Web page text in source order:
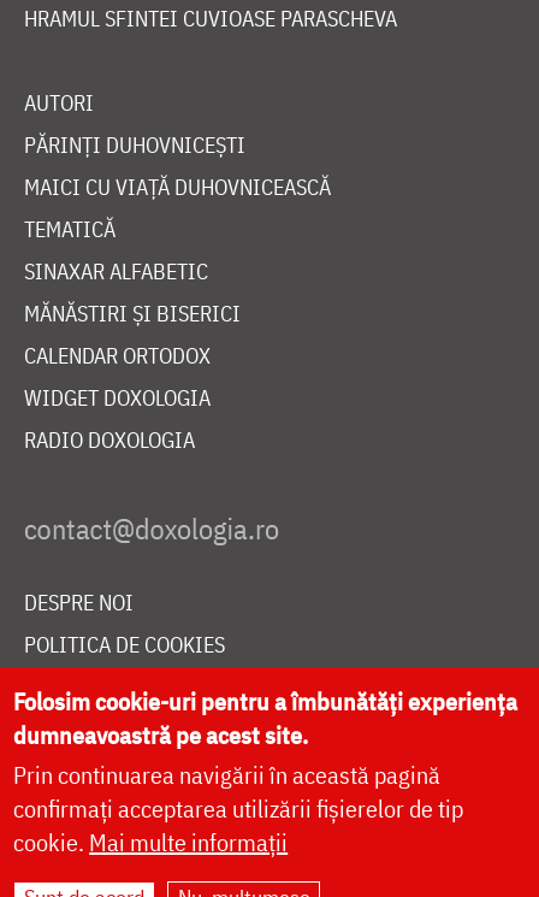
HRAMUL SFINTEI CUVIOASE PARASCHEVA
AUTORI
PĂRINȚI DUHOVNICEȘTI
MAICI CU VIAȚĂ DUHOVNICEASCĂ
TEMATICĂ
SINAXAR ALFABETIC
MĂNĂSTIRI ȘI BISERICI
CALENDAR ORTODOX
WIDGET DOXOLOGIA
RADIO DOXOLOGIA
DESPRE NOI
POLITICA DE COOKIES
DONEAZĂ ONLINE PENTRU CATEDRALA NAȚIONALĂ
LIVE
Folosim cookie-uri pentru a îmbunătăți experiența
dumneavoastră pe acest site.
Prin continuarea navigării în această pagină
confirmați acceptarea utilizării fișierelor de tip
cookie. Mai multe informații